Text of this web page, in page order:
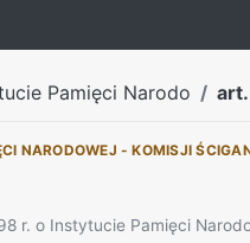
Pamięci Narodo
NARODOWEJ - KOMISJI
r. o Instytucie Pamięci